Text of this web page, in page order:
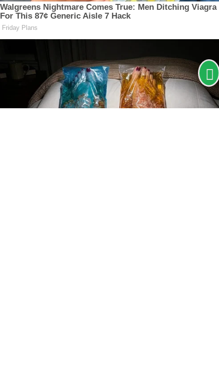
Termos de Uso e Privacidade
Esse site utiliza cookies para melhorar sua
experiência de navegação. Ao continuar o acesso,
PARA MAIS INFORMAÇÕES,ACESSE NOSSOS TERMOS
CLICANDO AQUI
PROSSEGUIR